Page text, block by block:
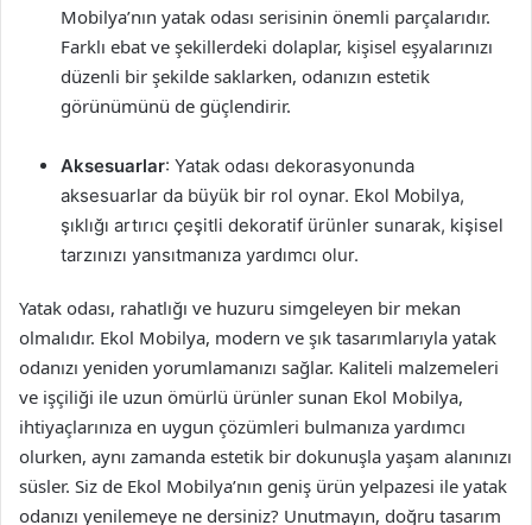
Mobilya’nın yatak odası serisinin önemli parçalarıdır.
Farklı ebat ve şekillerdeki dolaplar, kişisel eşyalarınızı
düzenli bir şekilde saklarken, odanızın estetik
görünümünü de güçlendirir.
Aksesuarlar: Yatak odası dekorasyonunda
aksesuarlar da büyük bir rol oynar. Ekol Mobilya,
şıklığı artırıcı çeşitli dekoratif ürünler sunarak, kişisel
tarzınızı yansıtmanıza yardımcı olur.
Yatak odası, rahatlığı ve huzuru simgeleyen bir mekan
olmalıdır. Ekol Mobilya, modern ve şık tasarımlarıyla yatak
odanızı yeniden yorumlamanızı sağlar. Kaliteli malzemeleri
ve işçiliği ile uzun ömürlü ürünler sunan Ekol Mobilya,
ihtiyaçlarınıza en uygun çözümleri bulmanıza yardımcı
olurken, aynı zamanda estetik bir dokunuşla yaşam alanınızı
süsler. Siz de Ekol Mobilya’nın geniş ürün yelpazesi ile yatak
odanızı yenilemeye ne dersiniz? Unutmayın, doğru tasarım